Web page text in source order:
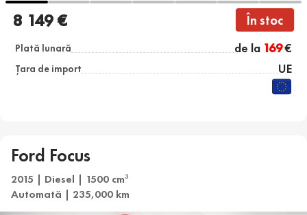
8 149 € În stoc
Plată lunară de la 169€
Țara de import UE
Ford Focus
2015 | Diesel | 1500 cm3
Automată | 235,000 km